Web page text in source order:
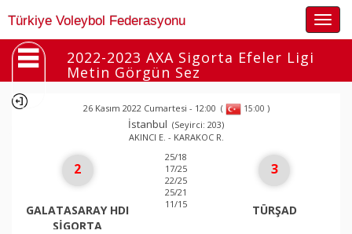
Türkiye Voleybol Federasyonu
2022-2023 AXA Sigorta Efeler Ligi
Metin Görgün Sez
26 Kasım 2022 Cumartesi - 12:00 ( 15:00 )
İstanbul (Seyirci: 203)
AKINCI E. - KARAKOC R.
2
GALATASARAY HDI
SİGORTA
25/18
17/25
22/25
25/21
11/15
3
TÜRŞAD